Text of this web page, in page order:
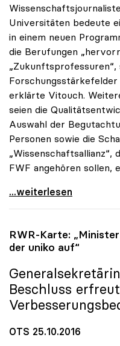
Universitäten bedeute
in einem neuen
die Berufungen
„Zukunftsprofessuren“,
erklärte Vitouch.
seien die
Auswahl der
Personen sowie die
„Wissenschaftsallianz“,
FWF angehören sollen,
uniko und FWF
...weiterlesen
RWR-Karte:
der uniko auf“
Beschluss
OTS 25.10.2016